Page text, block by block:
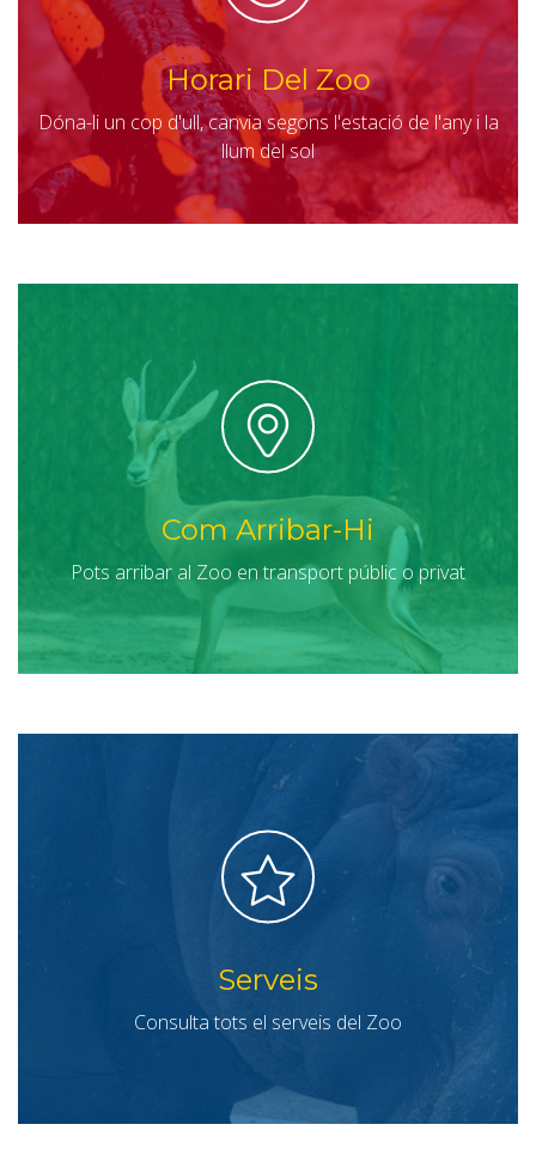
Horari Del Zoo
Dóna-li un cop d'ull, canvia segons l'estació de l'any i la
llum del sol
Com Arribar-Hi
Pots arribar al Zoo en transport públic o privat
Serveis
Consulta tots el serveis del Zoo